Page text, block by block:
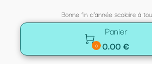
Bonne fin d'année scolaire à

0
Panier
0.00 €